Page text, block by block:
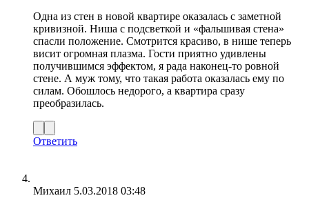
Одна из стен в новой квартире оказалась с заметной
кривизной. Ниша с подсветкой и «фальшивая стена»
спасли положение. Смотрится красиво, в нише теперь
висит огромная плазма. Гости приятно удивлены
получившимся эффектом, я рада наконец-то ровной
стене. А муж тому, что такая работа оказалась ему по
силам. Обошлось недорого, а квартира сразу
преобразилась.
Ответить
Михаил 5.03.2018 03:48